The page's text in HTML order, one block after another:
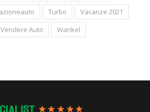
Turbo
Vacanze 2021
Vendere Auto Wankel